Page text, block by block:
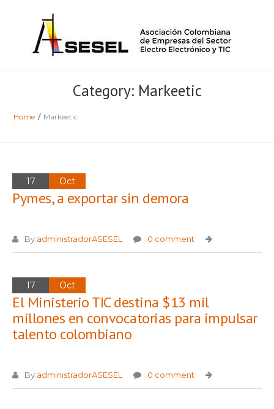
Category: Markeetic
Home / Markeetic
17 Oct
Pymes, a exportar sin demora
By:administradorASESEL 0 comment
17 Oct
El Ministerio TIC destina $13 mil
millones en convocatorias para impulsar
talento colombiano
By:administradorASESEL 0 comment